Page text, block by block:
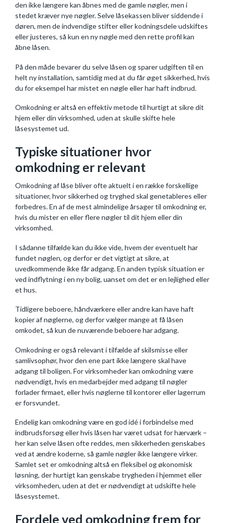
den ikke længere kan åbnes med de gamle nøgler, men i
stedet kræver nye nøgler. Selve låsekassen bliver siddende i
døren, men de indvendige stifter eller kodningsdele udskiftes
eller justeres, så kun en ny nøgle med den rette profil kan
åbne låsen.
På den måde bevarer du selve låsen og sparer udgiften til en
helt ny installation, samtidig med at du får øget sikkerhed, hvis
du for eksempel har mistet en nøgle eller har haft indbrud.
Omkodning er altså en effektiv metode til hurtigt at sikre dit
hjem eller din virksomhed, uden at skulle skifte hele
låsesystemet ud.
Typiske situationer hvor
omkodning er relevant
Omkodning af låse bliver ofte aktuelt i en række forskellige
situationer, hvor sikkerhed og tryghed skal genetableres eller
forbedres. En af de mest almindelige årsager til omkodning er,
hvis du mister en eller flere nøgler til dit hjem eller din
virksomhed.
I sådanne tilfælde kan du ikke vide, hvem der eventuelt har
fundet nøglen, og derfor er det vigtigt at sikre, at
uvedkommende ikke får adgang. En anden typisk situation er
ved indflytning i en ny bolig, uanset om det er en lejlighed eller
et hus.
Tidligere beboere, håndværkere eller andre kan have haft
kopier af nøglerne, og derfor vælger mange at få låsen
omkodet, så kun de nuværende beboere har adgang.
Omkodning er også relevant i tilfælde af skilsmisse eller
samlivsophør, hvor den ene part ikke længere skal have
adgang til boligen. For virksomheder kan omkodning være
nødvendigt, hvis en medarbejder med adgang til nøgler
forlader firmaet, eller hvis nøglerne til kontorer eller lagerrum
er forsvundet.
Endelig kan omkodning være en god idé i forbindelse med
indbrudsforsøg eller hvis låsen har været udsat for hærværk –
her kan selve låsen ofte reddes, men sikkerheden genskabes
ved at ændre koderne, så gamle nøgler ikke længere virker.
Samlet set er omkodning altså en fleksibel og økonomisk
løsning, der hurtigt kan genskabe trygheden i hjemmet eller
virksomheden, uden at det er nødvendigt at udskifte hele
låsesystemet.
Fordele ved omkodning frem for